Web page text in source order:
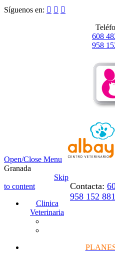
Síguenos en:   
608
958
Open/Close Menu
Granada
Contacta:
958 152 881
Skip
to content
Clinica
Veterinaria